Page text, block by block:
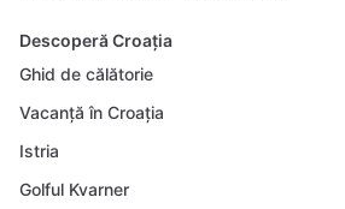
Descoperă Croația
Ghid de călătorie
Vacanță în Croația
Istria
Golful Kvarner